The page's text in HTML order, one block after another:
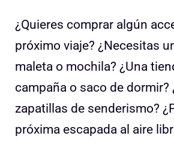
¿Quieres comprar algún
próximo viaje? ¿Necesitas
maleta o mochila? ¿Una
campaña o saco de dormir?
zapatillas de senderismo?
próxima escapada al aire